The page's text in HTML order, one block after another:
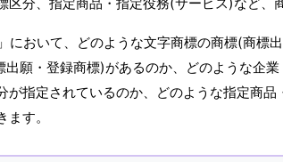
において、どのような文字商標の商標(商標
願・登録商標)があるのか、どのような企
が指定されているのか、どのような指定商
す。